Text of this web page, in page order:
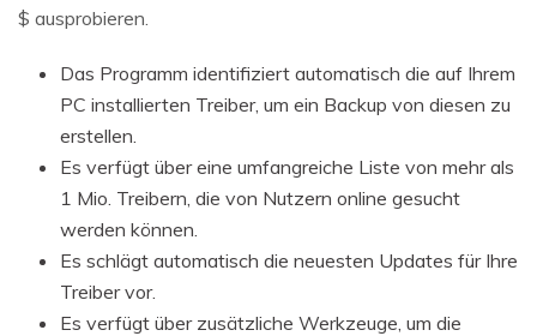
$ ausprobieren.
Das Programm identifiziert automatisch die auf Ihrem
PC installierten Treiber, um ein Backup von diesen zu
erstellen.
Es verfügt über eine umfangreiche Liste von mehr als
1 Mio. Treibern, die von Nutzern online gesucht
werden können.
Es schlägt automatisch die neuesten Updates für Ihre
Treiber vor.
Es verfügt über zusätzliche Werkzeuge, um die